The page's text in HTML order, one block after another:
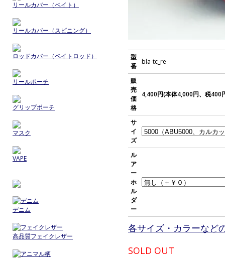
型
番
bla-tc_re
販
売
価
格
4,400円(本体4,000円、税400
サ
イ
ズ
ル
ア
ー
ホ
ル
ダ
ー
各サイズ・カラーなど
SOLD OUT
リールカバー（ベイト）
リールカバー（スピニング）
ロッドカバー（ベイトロッド）
リールポーチ
グリップポーチ
マスク
VAPE
デニム
高品質フェイクレザー